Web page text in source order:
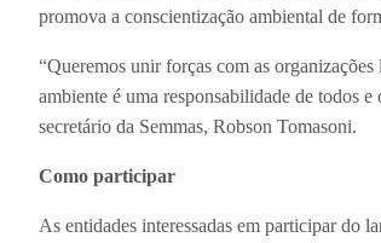
promova a conscientização ambiental de
“Queremos unir forças com as
ambiente é uma responsabilidade de todos
secretário da Semmas, Robson Tomasoni.
Como participar
As entidades interessadas em participar do